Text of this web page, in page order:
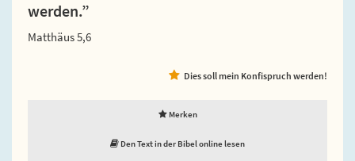
werden.”
Matthäus 5,6
Dies soll mein Konfispruch werden!
Merken
Den Text in der Bibel online lesen